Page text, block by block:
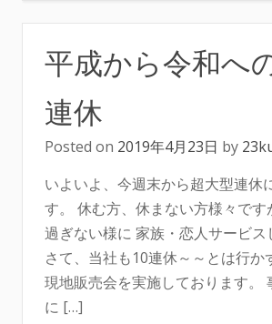
平成から令和へ
連休
Posted on 2019年4月23日 by
いよいよ、今週末から超大型連休
す。 休む方、休まない方様々です
過ぎない様に 家族・恋人サービス
さて、当社も10連休～～とは行か
現地販売会を実施しております。
に […]